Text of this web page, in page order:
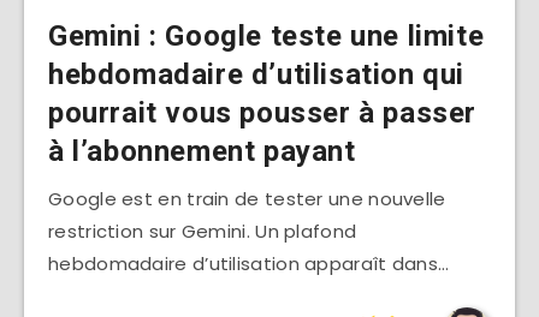
Gemini : Google teste une limite
hebdomadaire d’utilisation qui
pourrait vous pousser à passer
à l’abonnement payant
Google est en train de tester une nouvelle
restriction sur Gemini. Un plafond
hebdomadaire d’utilisation apparaît dans…